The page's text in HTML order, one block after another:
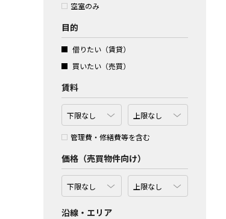
空室のみ
目的
借りたい（賃貸）
買いたい（売買）
賃料
管理費・修繕費等を含む
価格（売買物件向け）
沿線・エリア